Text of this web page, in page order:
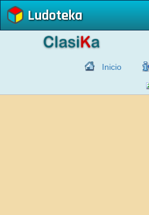
Ludoteka
Inicio